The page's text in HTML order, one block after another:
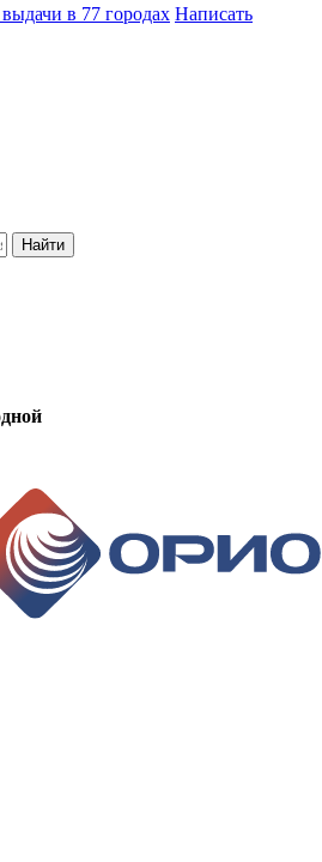
в 77 городах Написать
Найти